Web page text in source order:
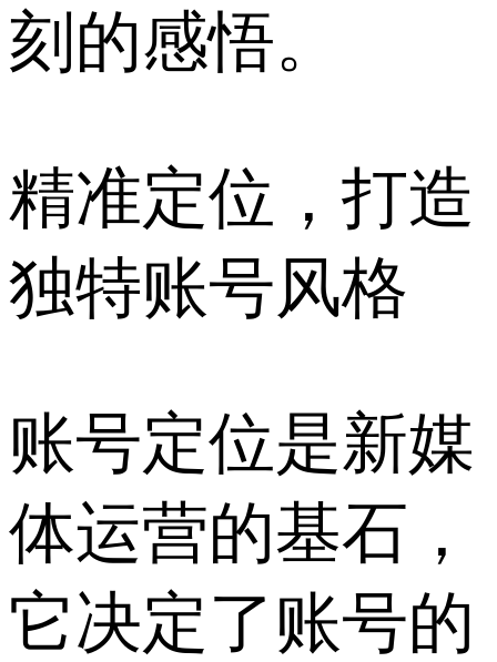
刻的感悟。
精准定位，打造
独特账号风格
账号定位是新媒
体运营的基石，
它决定了账号的